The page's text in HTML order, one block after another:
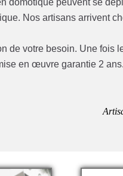
domotique peuvent se
Nos artisans arrivent
de votre besoin. Une fois
en œuvre garantie 2